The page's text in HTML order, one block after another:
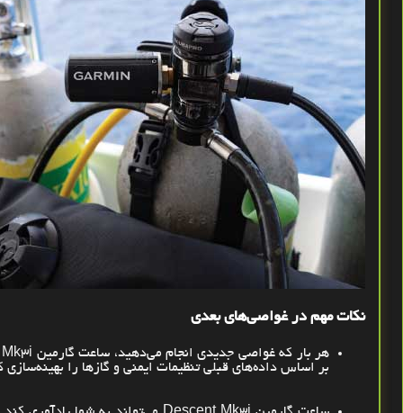
نکات مهم در غواصی‌های بعدی
هر بار که غواصی جدیدی انجام می‌دهید، ساعت گارمین
بر اساس داده‌های قبلی تنظیمات ایمنی و گازها را بهینه‌سازی